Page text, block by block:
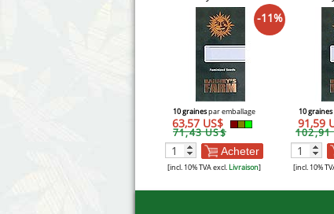
-11%
10 grainespar emballage
63,57 US$
71,43 US$
Acheter
[incl. 10% TVA excl.Livraison]
10 graines
91,59
102,91
[incl. 10%